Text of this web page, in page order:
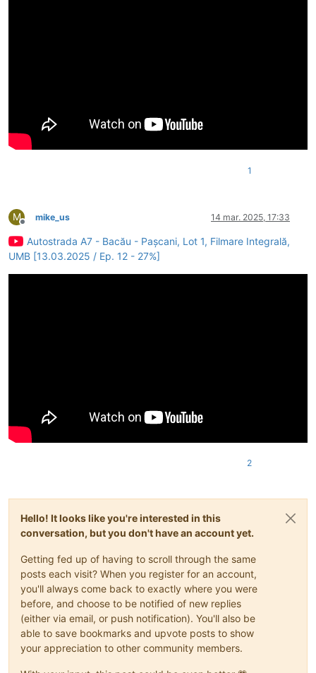
1
M
Deconectat
mike_us 14 mar. 2025, 17:33
Autostrada A7 - Bacău - Pașcani, Lot 1, Filmare Integrală,
UMB [13.03.2025 / Ep. 12 - 27%]
2
Hello! It looks like you're interested in this
conversation, but you don't have an account yet.
Getting fed up of having to scroll through the same
posts each visit? When you register for an account,
you'll always come back to exactly where you were
before, and choose to be notified of new replies
(either via email, or push notification). You'll also be
able to save bookmarks and upvote posts to show
your appreciation to other community members.